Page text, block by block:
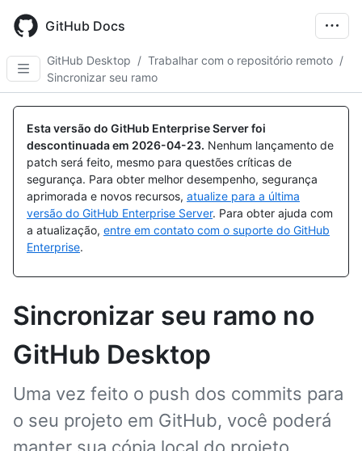
main
content
GitHub Docs
GitHub Desktop / Trabalhar com o repositório remoto /
Sincronizar seu ramo
Esta versão do GitHub Enterprise Server foi
descontinuada em 2026-04-23. Nenhum lançamento de
patch será feito, mesmo para questões críticas de
segurança. Para obter melhor desempenho, segurança
aprimorada e novos recursos, atualize para a última
versão do GitHub Enterprise Server. Para obter ajuda com
a atualização, entre em contato com o suporte do GitHub
Enterprise.
Sincronizar seu ramo no
GitHub Desktop
Uma vez feito o push dos commits para
o seu projeto em GitHub, você poderá